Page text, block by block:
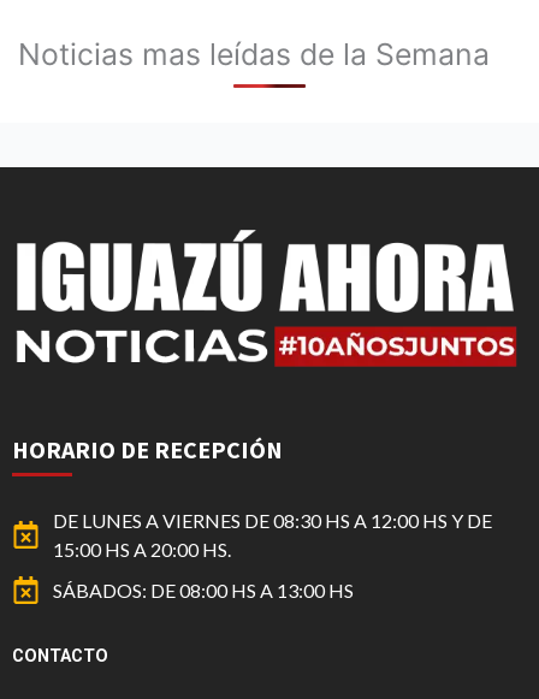
Noticias mas leídas de la Semana
HORARIO DE RECEPCIÓN
DE LUNES A VIERNES DE 08:30 HS A 12:00 HS Y DE
15:00 HS A 20:00 HS.
SÁBADOS: DE 08:00 HS A 13:00 HS
CONTACTO